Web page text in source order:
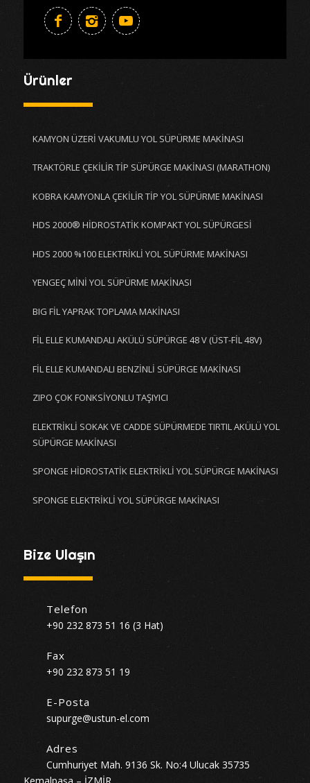
Ürünler
KAMYON ÜZERİ VAKUMLU YOL SÜPÜRME MAKİNASI
TRAKTÖRLE ÇEKİLİR TİP SÜPÜRGE MAKİNASI (MARATHON)
KOBRA KAMYONLA ÇEKİLİR TİP YOL SÜPÜRME MAKİNASI
HDS 2000® HİDROSTATİK KOMPAKT YOL SÜPÜRGESİ
HDS 2000 %100 ELEKTRİKLİ YOL SÜPÜRME MAKİNASI
YENGEÇ MİNİ YOL SÜPÜRME MAKİNASI
BIG FİL YAPRAK TOPLAMA MAKİNASI
FİL ELLE KUMANDALI AKÜLÜ SÜPÜRGE 48 V (ÜST-FİL 48V)
FİL ELLE KUMANDALI BENZİNLİ SÜPÜRGE MAKİNASI
ZIPO ÇOK FONKSİYONLU TAŞIYICI
ELEKTRİKLİ SOKAK VE CADDE SÜPÜRMEDE TIRTIL AKÜLÜ YOL
SÜPÜRGE MAKİNASI
SPONGE HİDROSTATİK ELEKTRİKLİ YOL SÜPÜRGE MAKİNASI
SPONGE ELEKTRİKLİ YOL SÜPÜRGE MAKİNASI
Bize Ulaşın
Telefon
+90 232 873 51 16 (3 Hat)
Fax
+90 232 873 51 19
E-Posta
supurge@ustun-el.com
Adres
Cumhuriyet Mah. 9136 Sk. No:4 Ulucak 35735